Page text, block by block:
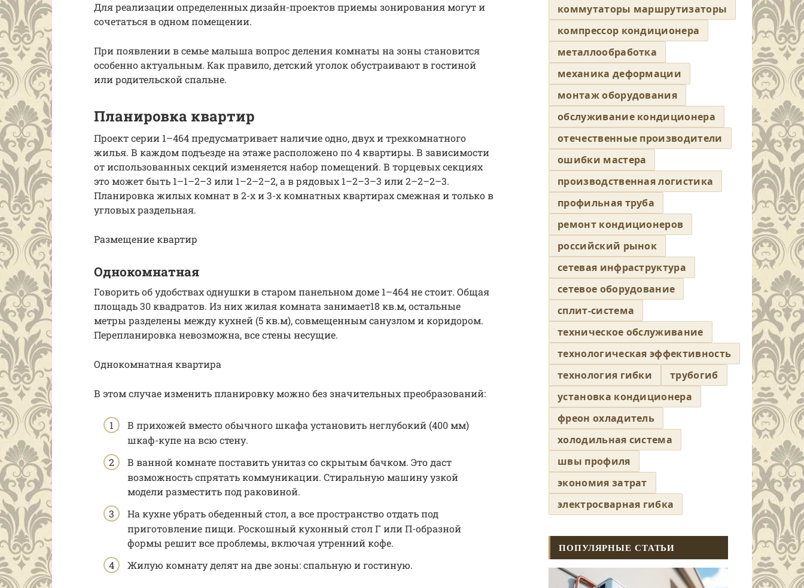
Для реализации определенных дизайн-проектов приемы зонирования могут и
сочетаться в одном помещении.
При появлении в семье малыша вопрос деления комнаты на зоны становится
особенно актуальным. Как правило, детский уголок обустраивают в гостиной
или родительской спальне.
Планировка квартир
Проект серии 1–464 предусматривает наличие одно, двух и трехкомнатного
жилья. В каждом подъезде на этаже расположено по 4 квартиры. В зависимости
от использованных секций изменяется набор помещений. В торцевых секциях
это может быть 1–1–2–3 или 1–2–2–2, а в рядовых 1–2–3–3 или 2–2–2–3.
Планировка жилых комнат в 2-х и 3-х комнатных квартирах смежная и только в
угловых раздельная.
Размещение квартир
Однокомнатная
Говорить об удобствах однушки в старом панельном доме 1–464 не стоит. Общая
площадь 30 квадратов. Из них жилая комната занимает18 кв.м, остальные
метры разделены между кухней (5 кв.м), совмещенным санузлом и коридором.
Перепланировка невозможна, все стены несущие.
Однокомнатная квартира
В этом случае изменить планировку можно без значительных преобразований:
В прихожей вместо обычного шкафа установить неглубокий (400 мм)
шкаф-купе на всю стену.
В ванной комнате поставить унитаз со скрытым бачком. Это даст
возможность спрятать коммуникации. Стиральную машину узкой
модели разместить под раковиной.
На кухне убрать обеденный стол, а все пространство отдать под
приготовление пищи. Роскошный кухонный стол Г или П-образной
формы решит все проблемы, включая утренний кофе.
Жилую комнату делят на две зоны: спальную и гостиную.
коммутаторы маршрутизаторы
компрессор кондиционера
металлообработка
механика деформации
монтаж оборудования
обслуживание кондиционера
отечественные производители
ошибки мастера
производственная логистика
профильная труба
ремонт кондиционеров
российский рынок
сетевая инфраструктура
сетевое оборудование
сплит-система
техническое обслуживание
технологическая эффективность
технология гибки
трубогиб
установка кондиционера
фреон охладитель
холодильная система
швы профиля
экономия затрат
электросварная гибка
ПОПУЛЯРНЫЕ СТАТЬИ